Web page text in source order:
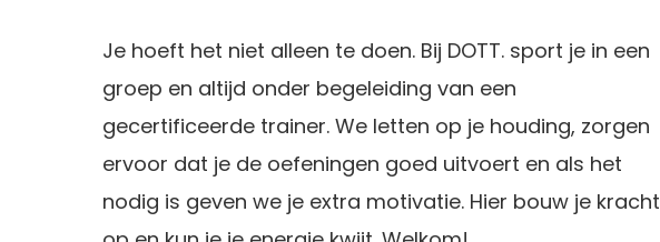
Je hoeft het niet alleen te doen. Bij DOTT. sport je in een
groep en altijd onder begeleiding van een
gecertificeerde trainer. We letten op je houding, zorgen
ervoor dat je de oefeningen goed uitvoert en als het
nodig is geven we je extra motivatie. Hier bouw je kracht